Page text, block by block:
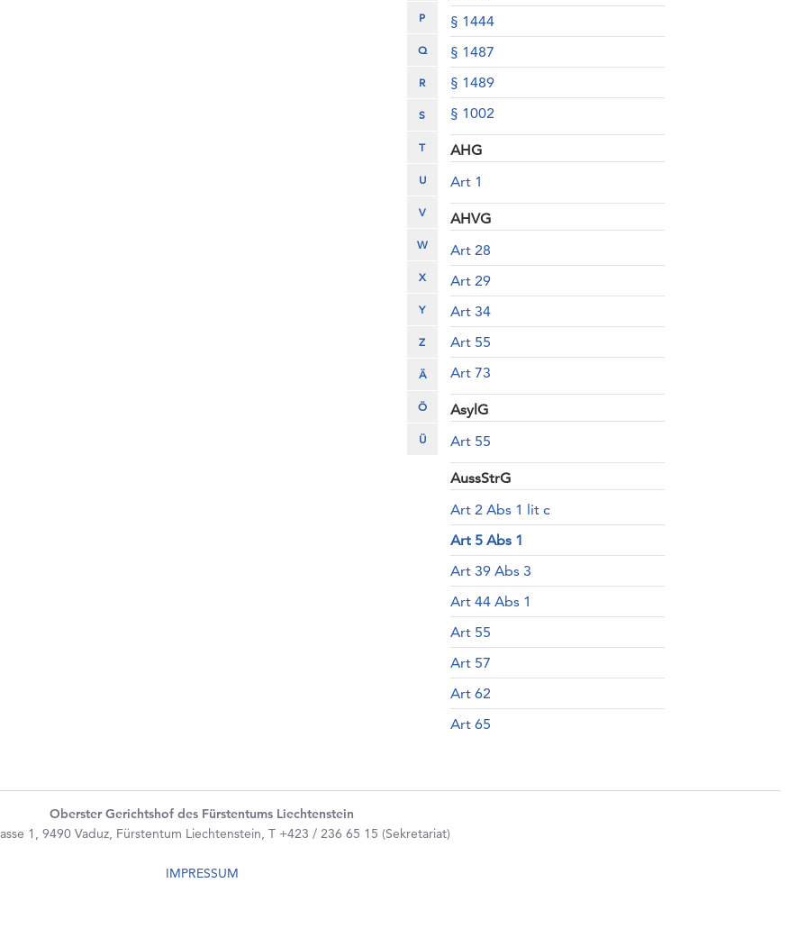
P
Q
R
S
T
U
V
W
X
Y
Z
Ä
Ö
Ü
§ 1444
§ 1487
§ 1489
§ 1002
AHG
Art 1
AHVG
Art 28
Art 29
Art 34
Art 55
Art 73
AsylG
Art 55
AussStrG
Art 2 Abs 1 lit c
Art 5 Abs 1
Art 39 Abs 3
Art 44 Abs 1
Art 55
Art 57
Art 62
Art 65
Oberster Gerichtshof des Fürstentums Liechtenstein
1, 9490 Vaduz, Fürstentum Liechtenstein, T +423 / 236 65 15 (Sekretariat)
IMPRESSUM